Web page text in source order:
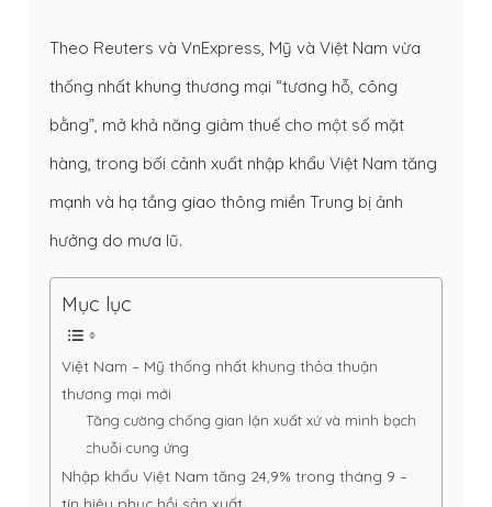
Theo Reuters và VnExpress, Mỹ và Việt Nam vừa
thống nhất khung thương mại “tương hỗ, công
bằng”, mở khả năng giảm thuế cho một số mặt
hàng, trong bối cảnh xuất nhập khẩu Việt Nam tăng
mạnh và hạ tầng giao thông miền Trung bị ảnh
hưởng do mưa lũ.
Mục lục
Việt Nam – Mỹ thống nhất khung thỏa thuận
thương mại mới
Tăng cường chống gian lận xuất xứ và minh bạch
chuỗi cung ứng
Nhập khẩu Việt Nam tăng 24,9% trong tháng 9 –
tín hiệu phục hồi sản xuất